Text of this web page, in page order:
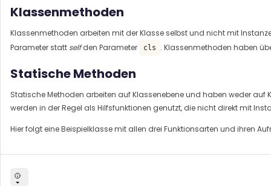
Klassenmethoden
Klassenmethoden arbeiten mit der Klasse selbst und nicht mit
Parameter statt selfden Parameter cls . Klassenmethoden haben
Statische Methoden
Statische Methoden arbeiten auf Klassenebene und haben weder
werden in der Regel als Hilfsfunktionen genutzt, die nicht direkt mit
Hier folgt eine Beispielklasse mit allen drei Funktionsarten und ihren